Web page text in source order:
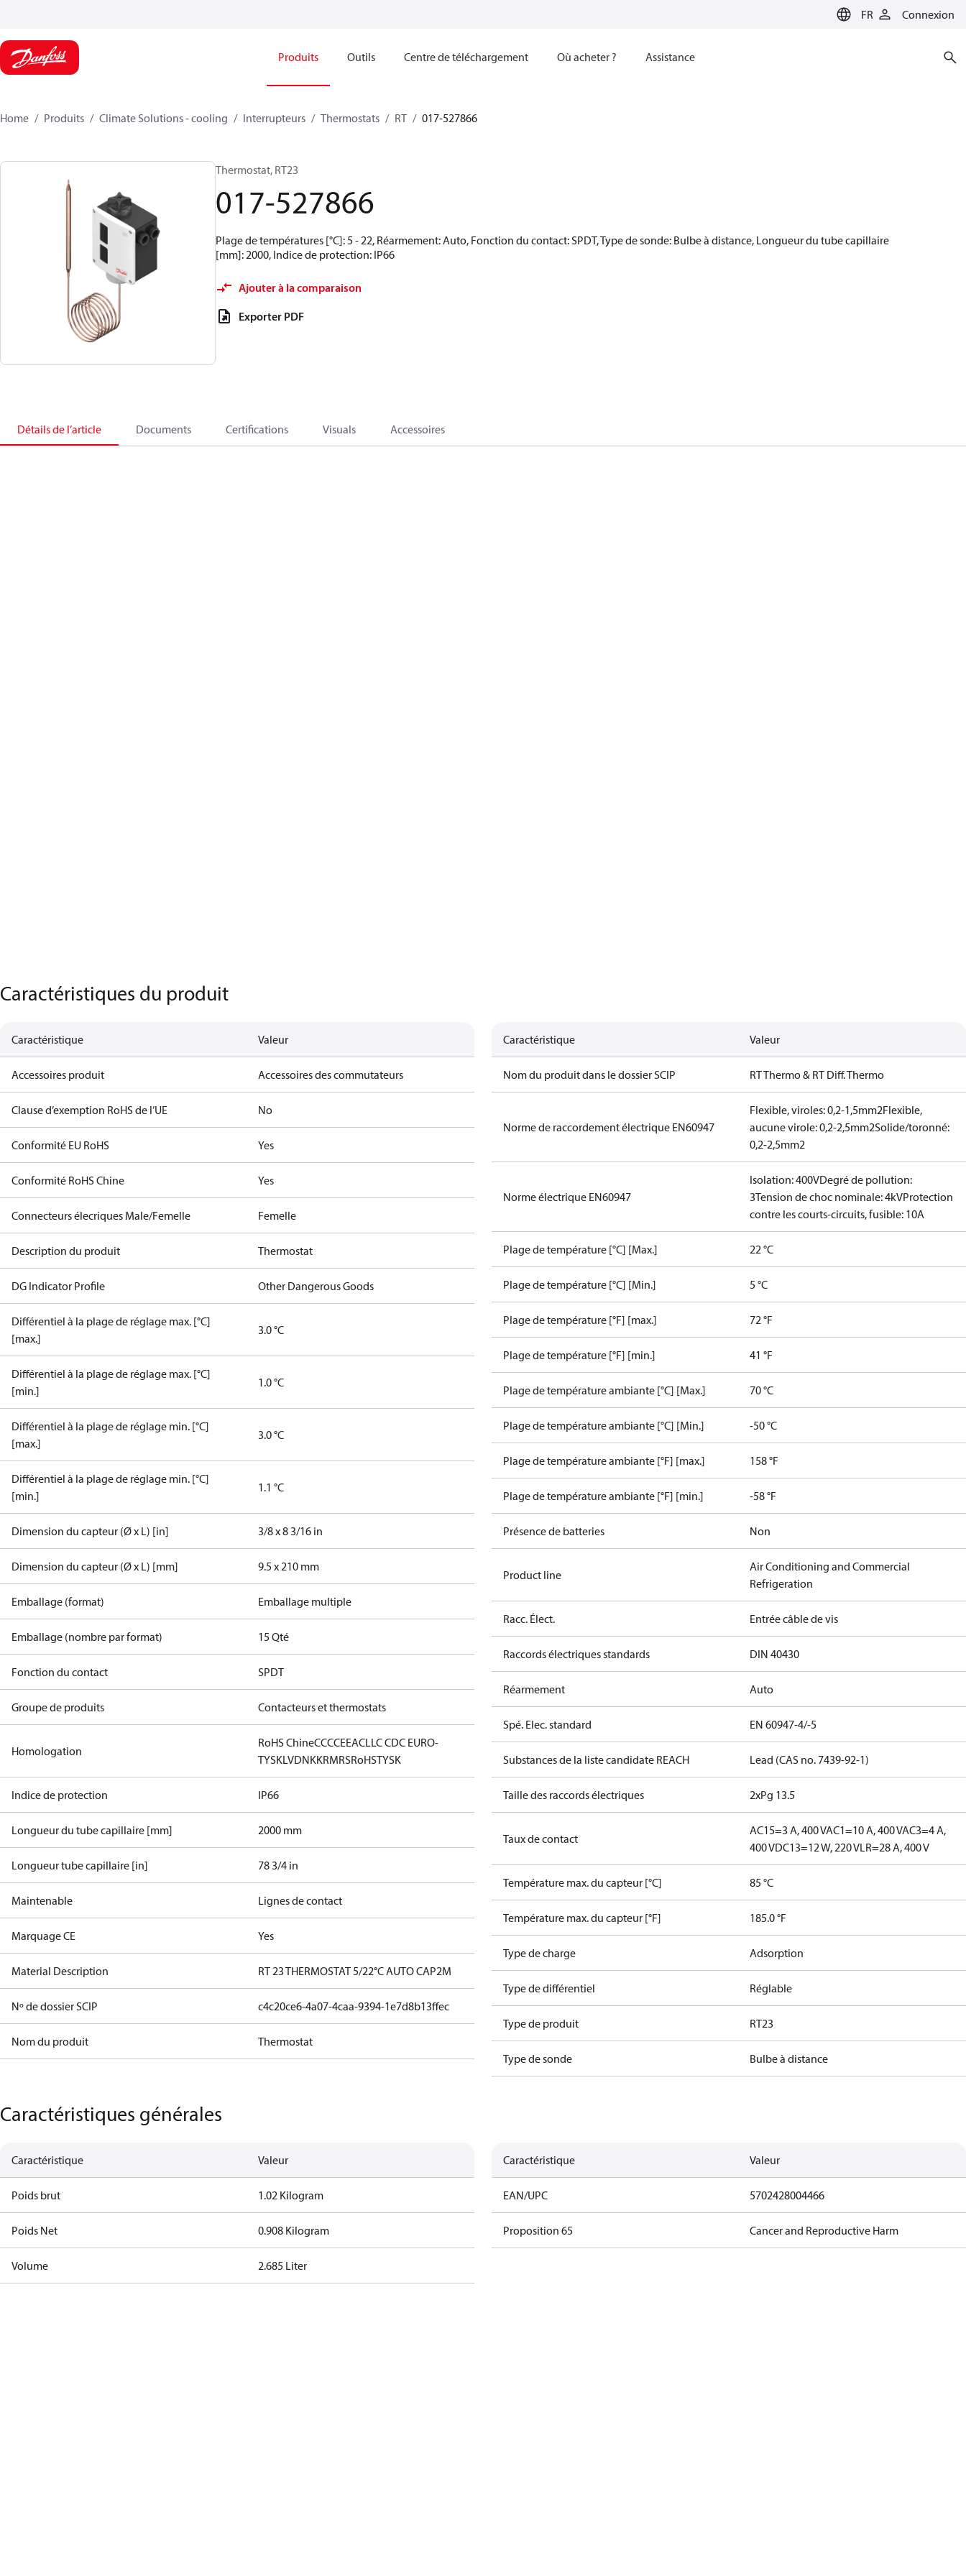
FR Connexion
Produits Outils Centre de téléchargement Où acheter ? Assistance
Home Produits Climate Solutions - cooling Interrupteurs Thermostats RT 017-527866
Thermostat, RT23
017-527866
Plage de températures [°C]: 5 - 22, Réarmement: Auto, Fonction du contact: SPDT, Type de sonde: Bulbe à distance, Longueur du tube capillaire
[mm]: 2000, Indice de protection: IP66
Ajouter à la comparaison
Exporter PDF
Détails de l’article Documents Certifications Visuals Accessoires
Caractéristiques du produit
Caractéristique Valeur
Accessoires produit Accessoires des commutateurs
Clause d’exemption RoHS de l’UE No
Conformité EU RoHS Yes
Conformité RoHS Chine Yes
Connecteurs élecriques Male/Femelle Femelle
Description du produit Thermostat
DG Indicator Profile Other Dangerous Goods
Différentiel à la plage de réglage max. [°C]
[max.]
3.0 °C
Différentiel à la plage de réglage max. [°C]
[min.]
1.0 °C
Différentiel à la plage de réglage min. [°C]
[max.]
3.0 °C
Différentiel à la plage de réglage min. [°C]
[min.]
1.1 °C
Dimension du capteur (Ø x L) [in] 3/8 x 8 3/16 in
Dimension du capteur (Ø x L) [mm] 9.5 x 210 mm
Emballage (format) Emballage multiple
Emballage (nombre par format) 15 Qté
Fonction du contact SPDT
Groupe de produits Contacteurs et thermostats
Homologation
RoHS ChineCCCCEEACLLC CDC EURO-
TYSKLVDNKKRMRSRoHSTYSK
Indice de protection IP66
Longueur du tube capillaire [mm] 2000 mm
Longueur tube capillaire [in] 78 3/4 in
Maintenable Lignes de contact
Marquage CE Yes
Material Description RT 23 THERMOSTAT 5/22°C AUTO CAP2M
Nº de dossier SCIP c4c20ce6-4a07-4caa-9394-1e7d8b13ffec
Nom du produit Thermostat
Caractéristique Valeur
Nom du produit dans le dossier SCIP RT Thermo & RT Diff. Thermo
Norme de raccordement électrique EN60947
Flexible, viroles: 0,2-1,5mm2Flexible,
aucune virole: 0,2-2,5mm2Solide/toronné:
0,2-2,5mm2
Norme électrique EN60947
Isolation: 400VDegré de pollution:
3Tension de choc nominale: 4kVProtection
contre les courts-circuits, fusible: 10A
Plage de température [°C] [Max.] 22 °C
Plage de température [°C] [Min.] 5 °C
Plage de température [°F] [max.] 72 °F
Plage de température [°F] [min.] 41 °F
Plage de température ambiante [°C] [Max.] 70 °C
Plage de température ambiante [°C] [Min.] -50 °C
Plage de température ambiante [°F] [max.] 158 °F
Plage de température ambiante [°F] [min.] -58 °F
Présence de batteries Non
Product line
Air Conditioning and Commercial
Refrigeration
Racc. Élect. Entrée câble de vis
Raccords électriques standards DIN 40430
Réarmement Auto
Spé. Elec. standard EN 60947-4/-5
Substances de la liste candidate REACH Lead (CAS no. 7439-92-1)
Taille des raccords électriques 2xPg 13.5
Taux de contact
AC15=3 A, 400 VAC1=10 A, 400 VAC3=4 A,
400 VDC13=12 W, 220 VLR=28 A, 400 V
Température max. du capteur [°C] 85 °C
Température max. du capteur [°F] 185.0 °F
Type de charge Adsorption
Type de différentiel Réglable
Type de produit RT23
Type de sonde Bulbe à distance
Caractéristiques générales
Caractéristique Valeur
Poids brut 1.02 Kilogram
Poids Net 0.908 Kilogram
Volume 2.685 Liter
Caractéristique Valeur
EAN/UPC 5702428004466
Proposition 65 Cancer and Reproductive Harm